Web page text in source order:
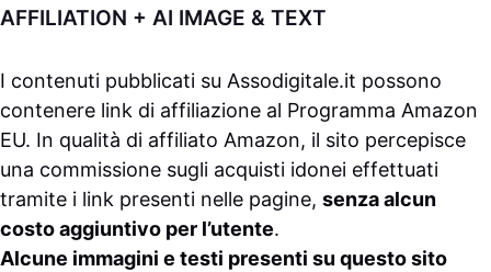
AFFILIATION + AI IMAGE & TEXT
I contenuti pubblicati su Assodigitale.it possono
contenere link di affiliazione al Programma Amazon
EU. In qualità di affiliato Amazon, il sito percepisce
una commissione sugli acquisti idonei effettuati
tramite i link presenti nelle pagine, senza alcun
costo aggiuntivo per l’utente.
Alcune immagini e testi presenti su questo sito